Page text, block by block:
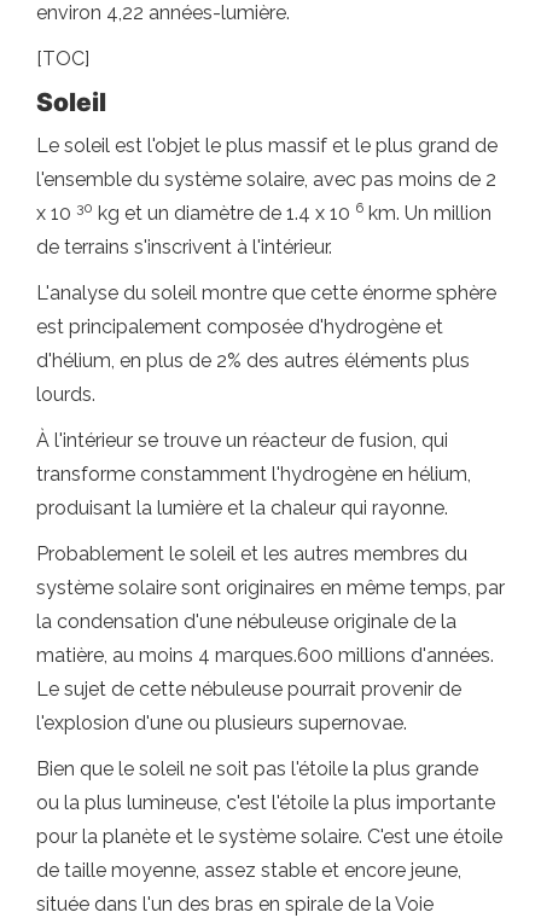
environ 4,22 années-lumière.
[TOC]
Soleil
Le soleil est l'objet le plus massif et le plus grand de
l'ensemble du système solaire, avec pas moins de 2
x 10 30 kg et un diamètre de 1.4 x 10 6 km. Un million
de terrains s'inscrivent à l'intérieur.
L'analyse du soleil montre que cette énorme sphère
est principalement composée d'hydrogène et
d'hélium, en plus de 2% des autres éléments plus
lourds.
À l'intérieur se trouve un réacteur de fusion, qui
transforme constamment l'hydrogène en hélium,
produisant la lumière et la chaleur qui rayonne.
Probablement le soleil et les autres membres du
système solaire sont originaires en même temps, par
la condensation d'une nébuleuse originale de la
matière, au moins 4 marques.600 millions d'années.
Le sujet de cette nébuleuse pourrait provenir de
l'explosion d'une ou plusieurs supernovae.
Bien que le soleil ne soit pas l'étoile la plus grande
ou la plus lumineuse, c'est l'étoile la plus importante
pour la planète et le système solaire. C'est une étoile
de taille moyenne, assez stable et encore jeune,
située dans l'un des bras en spirale de la Voie